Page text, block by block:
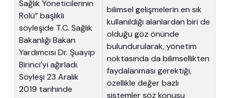
Sağlık Yöneticilerinin
Rolü” başlıklı
söyleşide T.C. Sağlık
Bakanlığı Bakan
Yardımcısı Dr. Şuayip
Birinci’yi ağırladı.
Söyleşi 23 Aralık
2019 tarihinde
bilimsel gelişmelerin en sık
kullanıldığı alanlardan biri de
olduğu göz önünde
bulundurularak, yönetim
noktasında da bilimsellikten
faydalanması gerektiği,
özellikle değer bazlı
sistemler söz konusu